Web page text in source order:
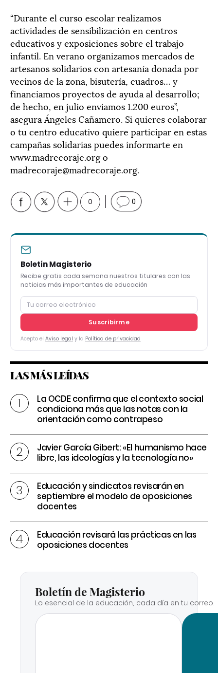
“Durante el curso escolar realizamos
actividades de sensibilización en centros
educativos y exposiciones sobre el trabajo
infantil. En verano organizamos mercados de
artesanos solidarios con artesanía donada por
vecinos de la zona, bisutería, cuadros… y
financiamos proyectos de ayuda al desarrollo;
de hecho, en julio enviamos 1.200 euros”,
asegura Ángeles Cañamero. Si quieres colaborar
o tu centro educativo quiere participar en estas
campañas solidarias puedes informarte en
www.madrecoraje.org o
madrecoraje@madrecoraje.org.
0 0
Boletín Magisterio
Recibe gratis cada semana nuestros titulares con las
noticias más importantes de educación
Suscribirme
Acepto el Aviso legal y la Política de privacidad
LAS MÁS LEÍDAS
La OCDE confirma que el contexto social
condiciona más que las notas con la
orientación como contrapeso
Javier García Gibert: «El humanismo hace
libre, las ideologías y la tecnología no»
Educación y sindicatos revisarán en
septiembre el modelo de oposiciones
docentes
Educación revisará las prácticas en las
oposiciones docentes
Boletín de Magisterio
Lo esencial de la educación, cada día en tu correo.